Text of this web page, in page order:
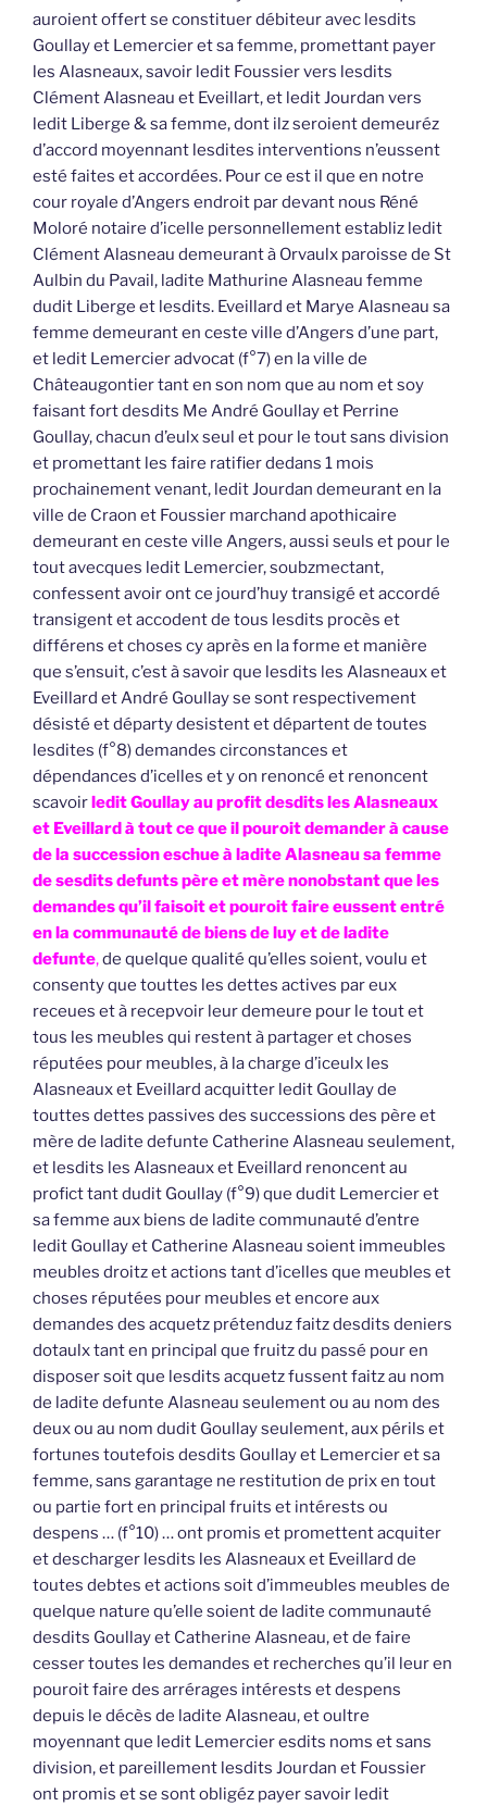
auroient offert se constituer débiteur avec lesdits
Goullay et Lemercier et sa femme, promettant payer
les Alasneaux, savoir ledit Foussier vers lesdits
Clément Alasneau et Eveillart, et ledit Jourdan vers
ledit Liberge & sa femme, dont ilz seroient demeuréz
d’accord moyennant lesdites interventions n’eussent
esté faites et accordées. Pour ce est il que en notre
cour royale d’Angers endroit par devant nous Réné
Moloré notaire d’icelle personnellement establiz ledit
Clément Alasneau demeurant à Orvaulx paroisse de St
Aulbin du Pavail, ladite Mathurine Alasneau femme
dudit Liberge et lesdits. Eveillard et Marye Alasneau sa
femme demeurant en ceste ville d’Angers d’une part,
et ledit Lemercier advocat (f°7) en la ville de
Châteaugontier tant en son nom que au nom et soy
faisant fort desdits Me André Goullay et Perrine
Goullay, chacun d’eulx seul et pour le tout sans division
et promettant les faire ratifier dedans 1 mois
prochainement venant, ledit Jourdan demeurant en la
ville de Craon et Foussier marchand apothicaire
demeurant en ceste ville Angers, aussi seuls et pour le
tout avecques ledit Lemercier, soubzmectant,
confessent avoir ont ce jourd’huy transigé et accordé
transigent et accodent de tous lesdits procès et
différens et choses cy après en la forme et manière
que s’ensuit, c’est à savoir que lesdits les Alasneaux et
Eveillard et André Goullay se sont respectivement
désisté et départy desistent et départent de toutes
lesdites (f°8) demandes circonstances et
dépendances d’icelles et y on renoncé et renoncent
scavoirledit Goullay au profit desdits les Alasneaux
et Eveillard à tout ce que il pouroit demander à cause
de la succession eschue à ladite Alasneau sa femme
de sesdits defunts père et mère nonobstant que les
demandes qu’il faisoit et pouroit faire eussent entré
en la communauté de biens de luy et de ladite
defunte,de quelque qualité qu’elles soient, voulu et
consenty que touttes les dettes actives par eux
receues et à recepvoir leur demeure pour le tout et
tous les meubles qui restent à partager et choses
réputées pour meubles, à la charge d’iceulx les
Alasneaux et Eveillard acquitter ledit Goullay de
touttes dettes passives des successions des père et
mère de ladite defunte Catherine Alasneau seulement,
et lesdits les Alasneaux et Eveillard renoncent au
profict tant dudit Goullay (f°9) que dudit Lemercier et
sa femme aux biens de ladite communauté d’entre
ledit Goullay et Catherine Alasneau soient immeubles
meubles droitz et actions tant d’icelles que meubles et
choses réputées pour meubles et encore aux
demandes des acquetz prétenduz faitz desdits deniers
dotaulx tant en principal que fruitz du passé pour en
disposer soit que lesdits acquetz fussent faitz au nom
de ladite defunte Alasneau seulement ou au nom des
deux ou au nom dudit Goullay seulement, aux périls et
fortunes toutefois desdits Goullay et Lemercier et sa
femme, sans garantage ne restitution de prix en tout
ou partie fort en principal fruits et intérests ou
despens … (f°10) … ont promis et promettent acquiter
et descharger lesdits les Alasneaux et Eveillard de
toutes debtes et actions soit d’immeubles meubles de
quelque nature qu’elle soient de ladite communauté
desdits Goullay et Catherine Alasneau, et de faire
cesser toutes les demandes et recherches qu’il leur en
pouroit faire des arrérages intérests et despens
depuis le décès de ladite Alasneau, et oultre
moyennant que ledit Lemercier esdits noms et sans
division, et pareillement lesdits Jourdan et Foussier
ont promis et se sont obligéz payer savoir ledit